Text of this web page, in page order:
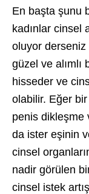
En başta şunu
kadınlar cinsel
oluyor derseniz
güzel ve
hisseder ve
olabilir. Eğer
penis dikleşme
da ister eşinin
cinsel
nadir görülen
cinsel istek